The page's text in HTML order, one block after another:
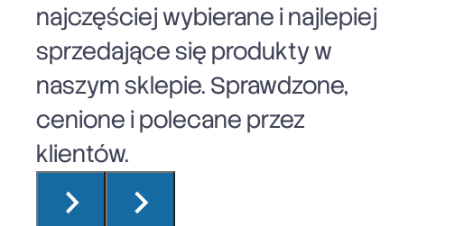
najczęściej wybierane i najlepiej
sprzedające się produkty w
naszym sklepie. Sprawdzone,
cenione i polecane przez
klientów.